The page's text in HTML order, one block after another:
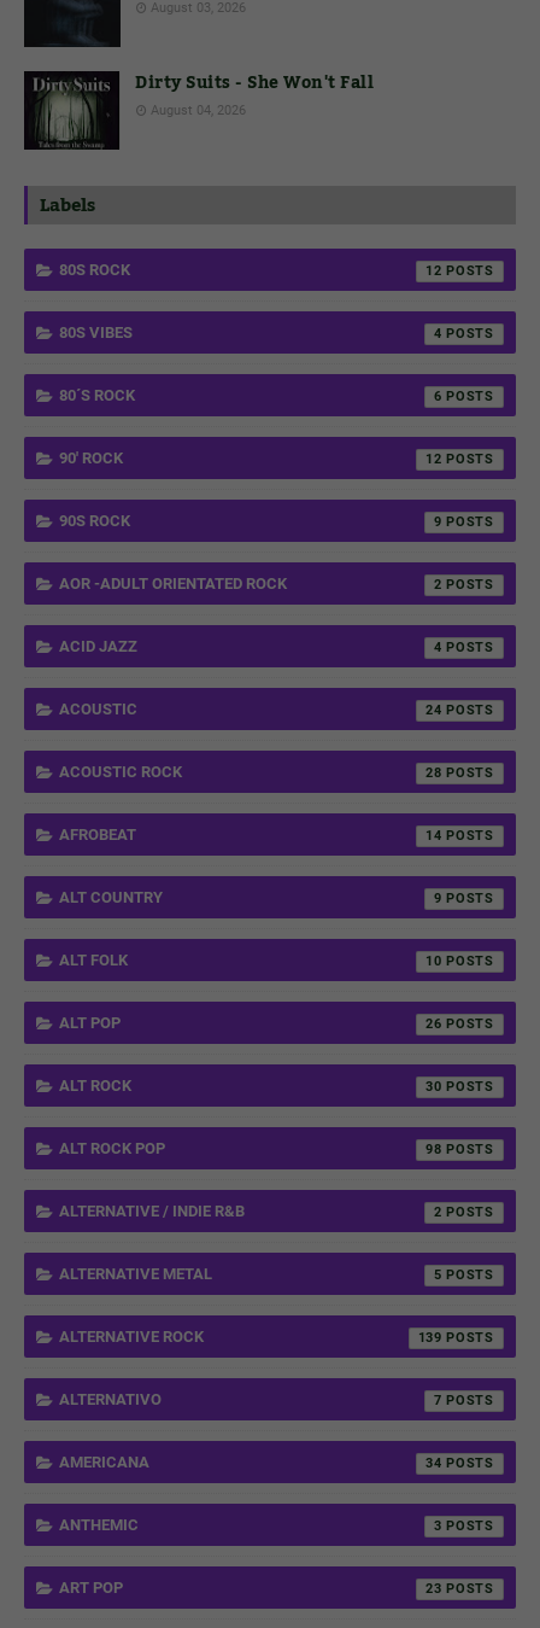
August 03, 2026
Dirty Suits - She Won't Fall
August 04, 2026
Labels
80S ROCK 12
80S VIBES 4
80´S ROCK 6
90' ROCK 12
90S ROCK 9
AOR -ADULT ORIENTATED ROCK 2
ACID JAZZ 4
ACOUSTIC 24
ACOUSTIC ROCK 28
AFROBEAT 14
ALT COUNTRY 9
ALT FOLK 10
ALT POP 26
ALT ROCK 30
ALT ROCK POP 98
ALTERNATIVE / INDIE R&B 2
ALTERNATIVE METAL 5
ALTERNATIVE ROCK 139
ALTERNATIVO 7
AMERICANA 34
ANTHEMIC 3
ART POP 23